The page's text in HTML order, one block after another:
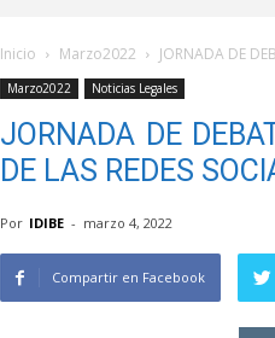
Inicio Marzo2022 JORNADA DE
Marzo2022 Noticias Legales
JORNADA DE
DE LAS REDES
Por IDIBE - marzo 4, 2022
Compartir en Facebook